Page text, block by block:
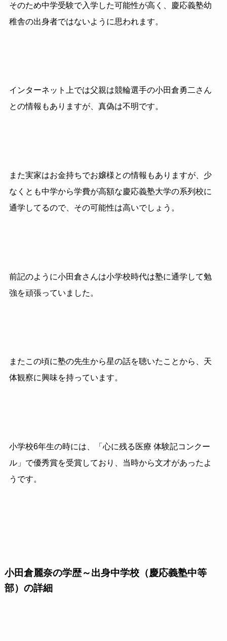
そのため中学受験で入学した可能性が高く、慶応義塾幼
稚舎の出身者ではないように思われます。
インターネット上では父親は競輪選手の小田倉勇二さん
との情報もありますが、真偽は不明です。
また実家はお金持ちでお嬢様との情報もありますが、少
なくとも中学から学費が高額な慶応義塾大学の系列校に
通学してるので、その可能性は高いでしょう。
前記のように小田倉さんは小学校時代は塾に通学して勉
強を頑張っていました。
またこの頃に塾の先生から星の話を聴いたことから、天
体観察に興味を持っています。
小学校6年生の時には、「心に残る医療 体験記コンクー
ル」で優秀賞を受賞しており、当時から文才があったよ
うです。
小田倉麗奈の学歴～出身中学校（慶応義塾中等
部）の詳細